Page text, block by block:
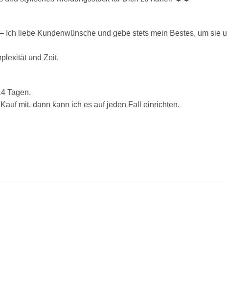
liebe Kundenwünsche und gebe stets mein Bestes, um sie
und Zeit.
Tagen.
mit, dann kann ich es auf jeden Fall einrichten.